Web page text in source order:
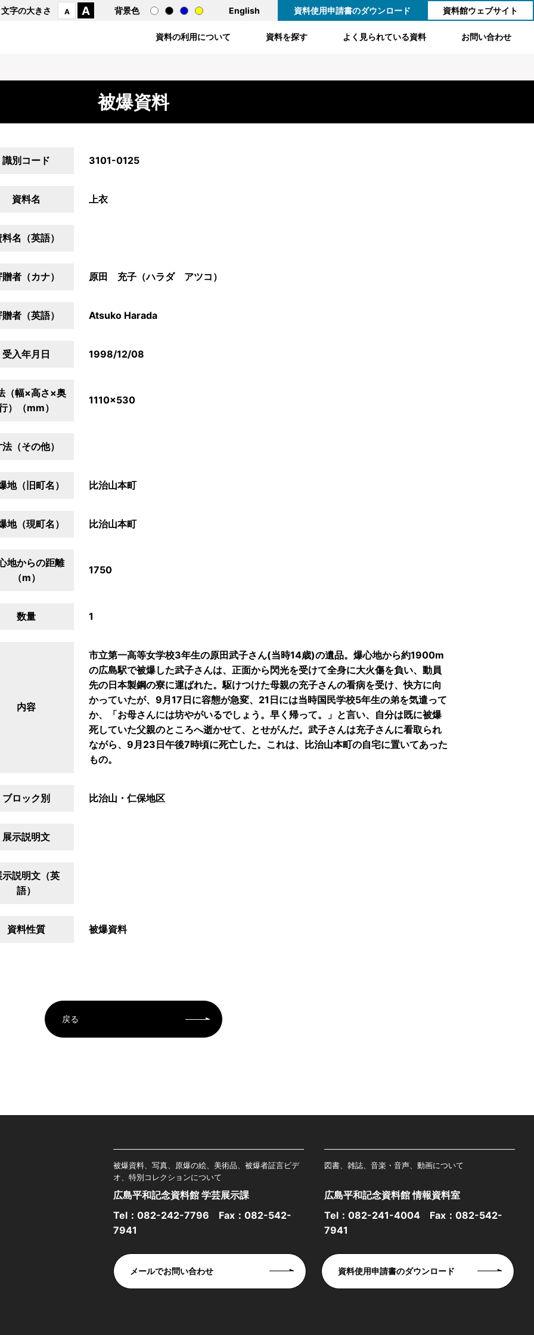
文字の大きさ A A 背景色 English 資料使用申請書のダウンロード 資料館ウェブサイト
資料の利用について 資料を探す よく見られている資料 お問い合わせ
被爆資料
識別コード 3101-0125
資料名 上衣
名（英語）
者（カナ） 原田 充子（ハラダ アツコ）
者（英語） Atsuko Harada
受入年月日 1998/12/08
（幅×高さ×奥
）（mm）
1110×530
（その他）
地（旧町名） 比治山本町
地（現町名） 比治山本町
地からの距離
（m）
1750
数量 1
内容
市立第一高等女学校3年生の原田武子さん(当時14歳)の遺品。爆心地から約1900m
の広島駅で被爆した武子さんは、正面から閃光を受けて全身に大火傷を負い、動員
先の日本製鋼の寮に運ばれた。駆けつけた母親の充子さんの看病を受け、快方に向
かっていたが、9月17日に容態が急変、21日には当時国民学校5年生の弟を気遣って
か、「お母さんには坊やがいるでしょう。早く帰って。」と言い、自分は既に被爆
死していた父親のところへ逝かせて、とせがんだ。武子さんは充子さんに看取られ
ながら、9月23日午後7時頃に死亡した。これは、比治山本町の自宅に置いてあった
もの。
ブロック別 比治山・仁保地区
展示説明文
示説明文（英
語）
資料性質 被爆資料
戻る
被爆資料、写真、原爆の絵、美術品、被爆者証言ビデ
オ、特別コレクションについて
広島平和記念資料館 学芸展示課
Tel： 082-242-7796 Fax：082-542-
7941
図書、雑誌、音楽・音声、動画について
広島平和記念資料館 情報資料室
Tel： 082-241-4004 Fax：082-542-
7941
メールでお問い合わせ 資料使用申請書のダウンロード